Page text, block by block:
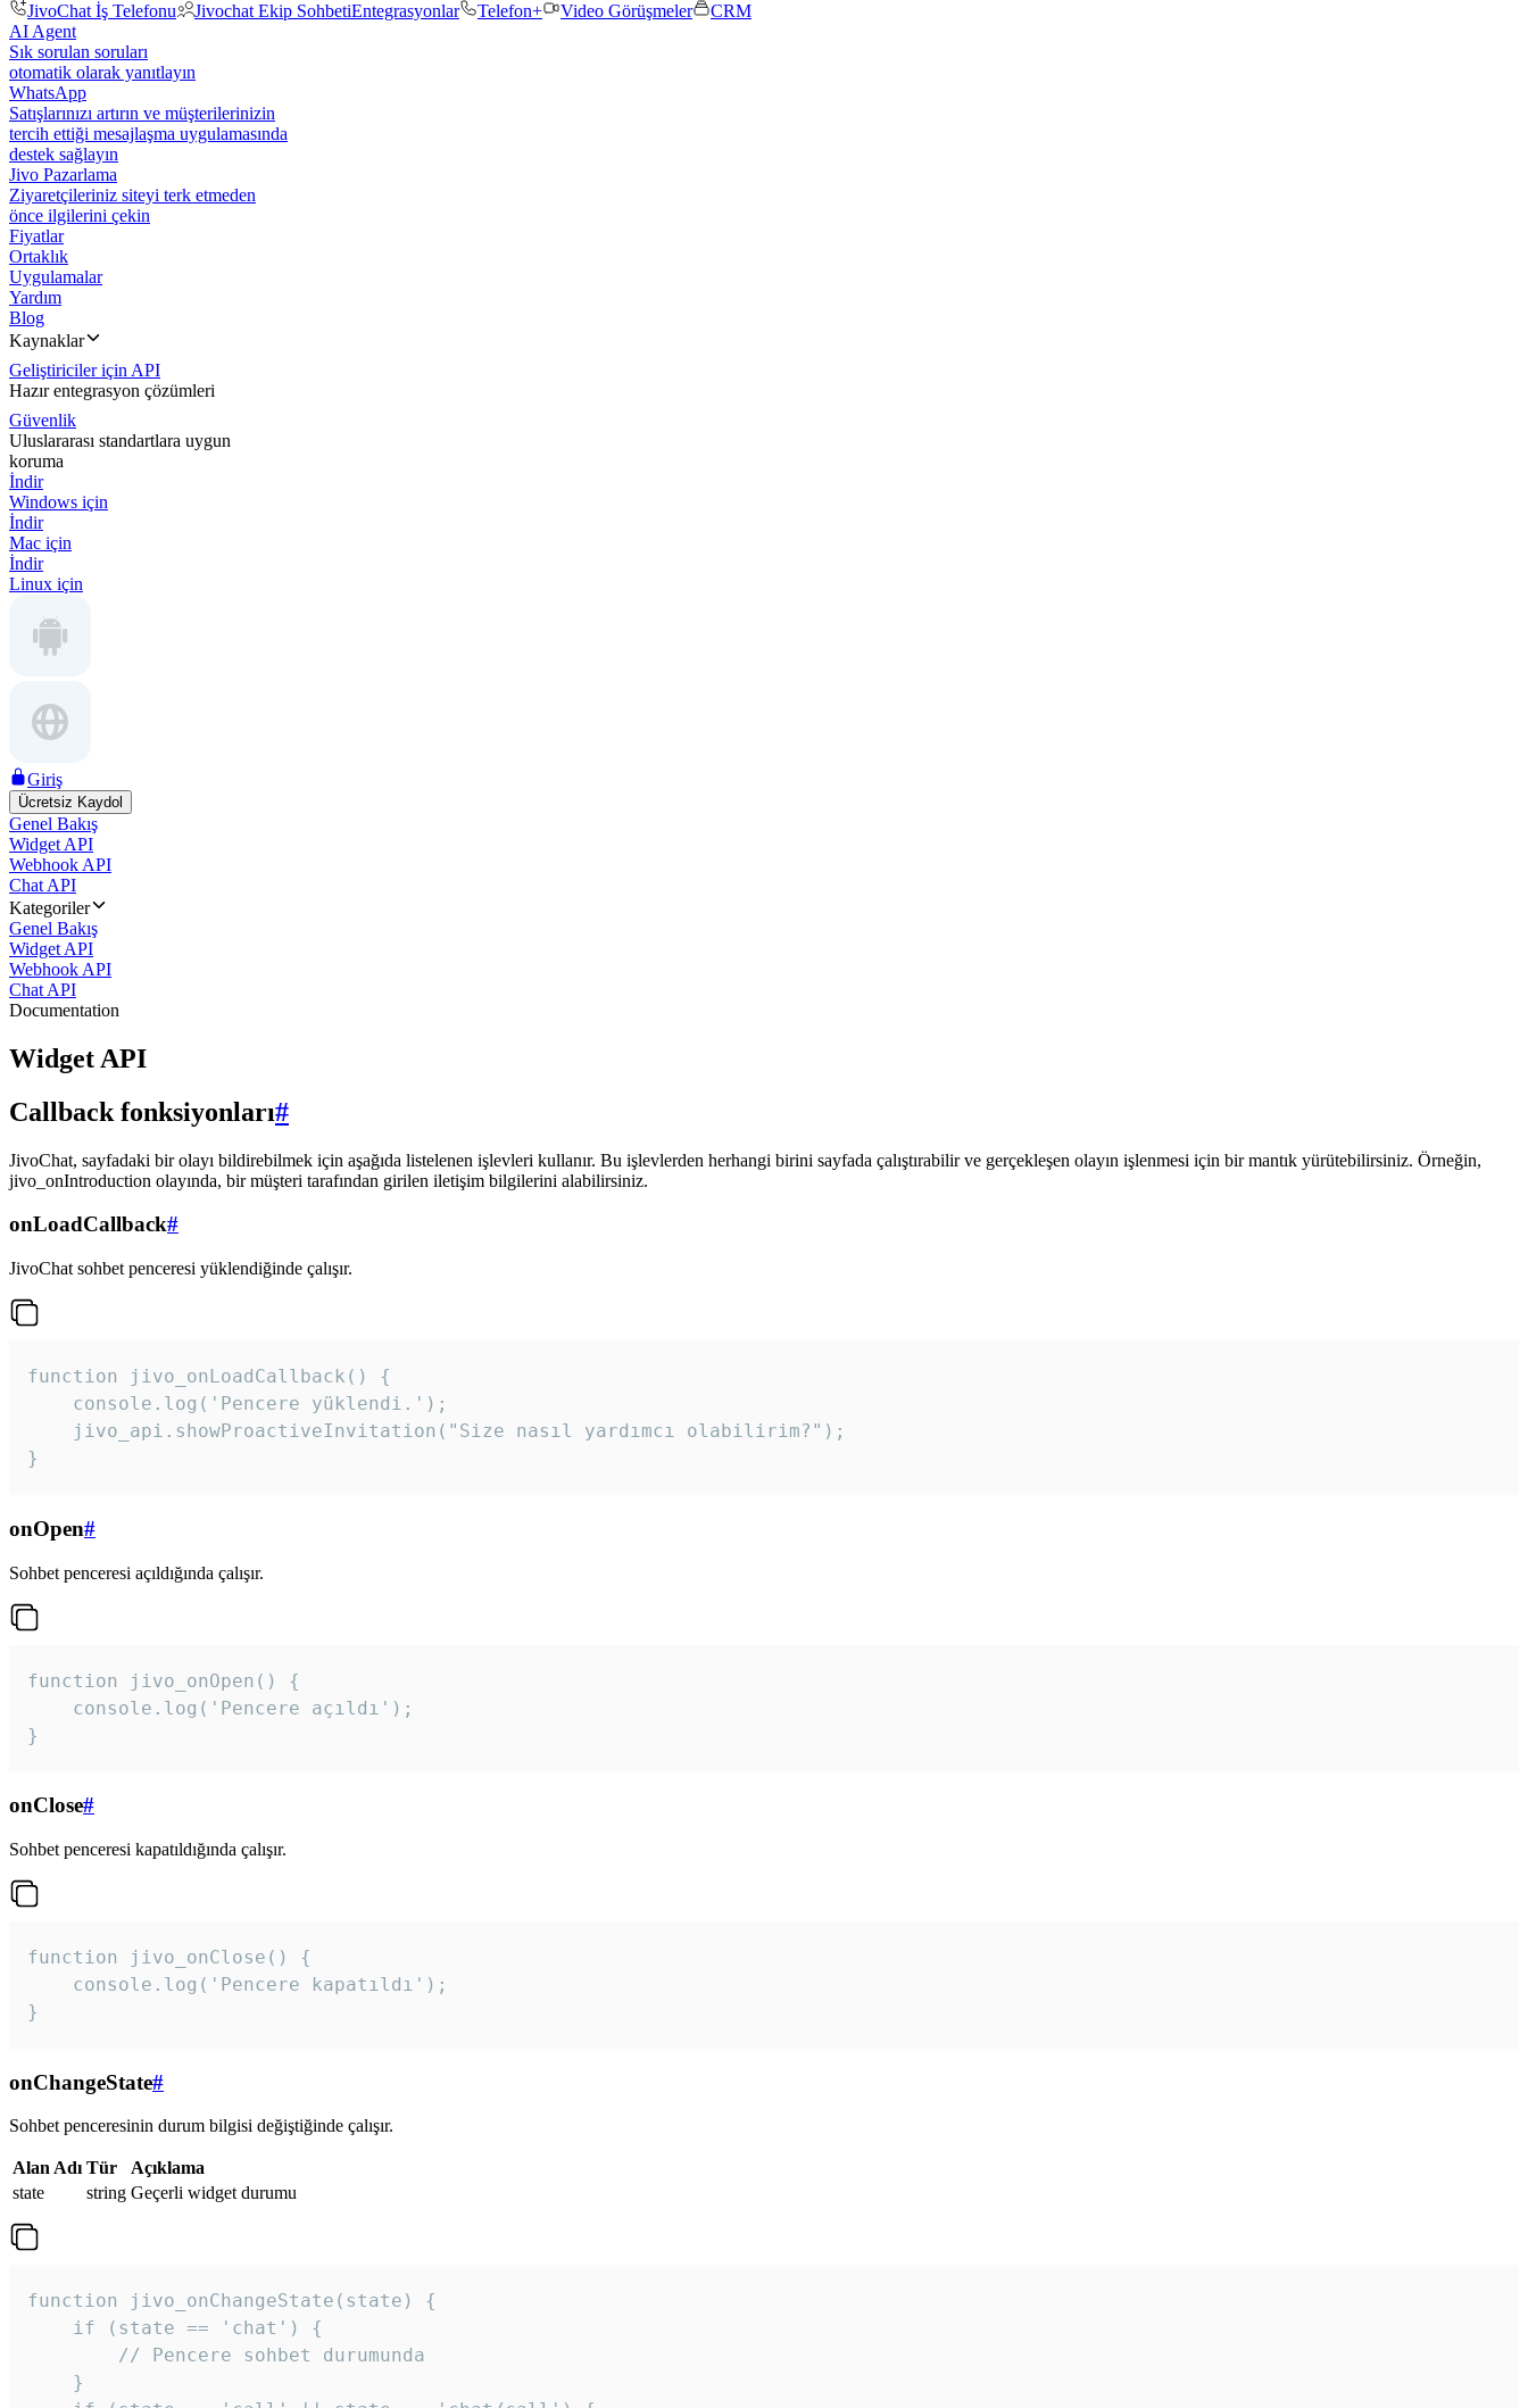
JivoChat İş Telefonu
Jivochat Ekip SohbetiEntegrasyonlar Telefon+ Video Görüşmeler
CRM
AI Agent
Sık sorulan soruları
otomatik olarak yanıtlayın
WhatsApp
Satışlarınızı artırın ve müşterilerinizin
tercih ettiği mesajlaşma uygulamasında
destek sağlayın
Jivo Pazarlama
Ziyaretçileriniz siteyi terk etmeden
önce ilgilerini çekin
Fiyatlar
Ortaklık
Uygulamalar
Yardım
Blog
Kaynaklar
Geliştiriciler için API
Hazır entegrasyon çözümleri
Güvenlik
Uluslararası standartlara uygun
koruma
İndir
Windows için
İndir
Mac için
İndir
Linux için
Giriş
Ücretsiz Kaydol
Genel Bakış
Widget API
Webhook API
Chat API
Kategoriler
Genel Bakış
Widget API
Webhook API
Chat API
Documentation
Widget API
Callback fonksiyonları#
JivoChat, sayfadaki bir olayı bildirebilmek için aşağıda listelenen işlevleri kullanır. Bu işlevlerden herhangi birini sayfada çalıştırabilir ve gerçekleşen olayın işlenmesi için bir mantık yürütebilirsiniz. Örneğin,
jivo_onIntroduction olayında, bir müşteri tarafından girilen iletişim bilgilerini alabilirsiniz.
onLoadCallback#
JivoChat sohbet penceresi yüklendiğinde çalışır.
function jivo_onLoadCallback() {
    console.log('Pencere yüklendi.');
    jivo_api.showProactiveInvitation("Size nasıl yardımcı olabilirim?");
}
onOpen#
Sohbet penceresi açıldığında çalışır.
function jivo_onOpen() {
    console.log('Pencere açıldı');
}
onClose#
Sohbet penceresi kapatıldığında çalışır.
function jivo_onClose() {
    console.log('Pencere kapatıldı');
}
onChangeState#
Sohbet penceresinin durum bilgisi değiştiğinde çalışır.
Alan Adı Tür
Açıklama
state
string Geçerli widget durumu
function jivo_onChangeState(state) {
    if (state == 'chat') {
        // Pencere sohbet durumunda
    }